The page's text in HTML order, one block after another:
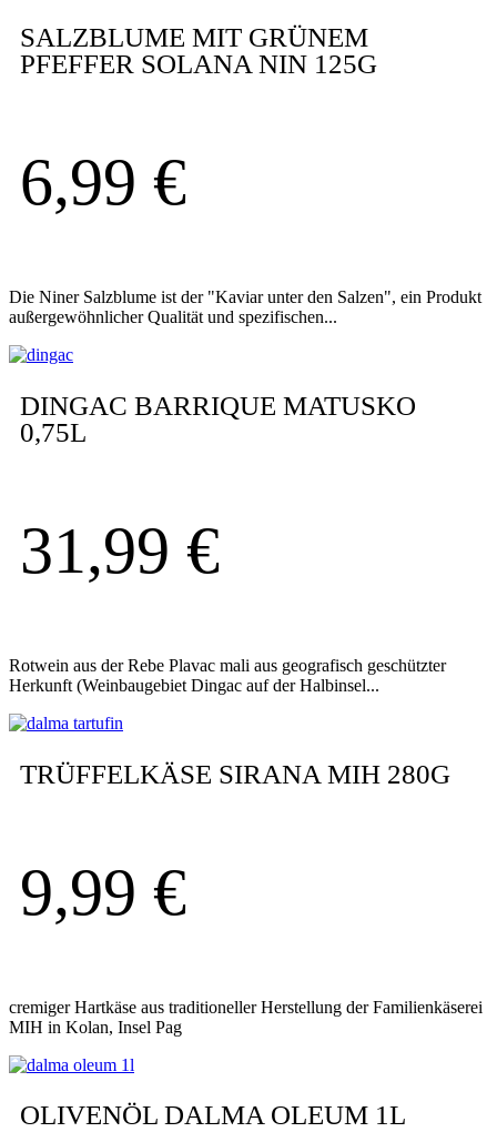
SALZBLUME MIT GRÜNEM
PFEFFER SOLANA NIN 125G
6,99 €
Die Niner Salzblume ist der "Kaviar unter den Salzen", ein Produkt
außergewöhnlicher Qualität und spezifischen...
DINGAC BARRIQUE MATUSKO
0,75L
31,99 €
Rotwein aus der Rebe Plavac mali aus geografisch geschützter
Herkunft (Weinbaugebiet Dingac auf der Halbinsel...
TRÜFFELKÄSE SIRANA MIH 280G
9,99 €
cremiger Hartkäse aus traditioneller Herstellung der Familienkäserei
MIH in Kolan, Insel Pag
OLIVENÖL DALMA OLEUM 1L